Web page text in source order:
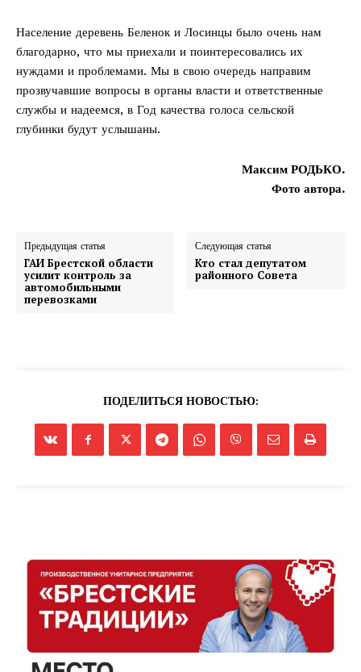
Население деревень Беленок и Лосинцы было очень нам
благодарно, что мы приехали и поинтересовались их
нуждами и проблемами. Мы в свою очередь направим
прозвучавшие вопросы в органы власти и ответственные
службы и надеемся, в Год качества голоса сельской
глубинки будут услышаны.
Максим РОДЬКО.
Фото автора.
Предыдущая статья
ГАИ Брестской области
усилит контроль за
автомобильными
перевозками
Следующая статья
Кто стал депутатом
районного Совета
ПОДЕЛИТЬСЯ НОВОСТЬЮ: